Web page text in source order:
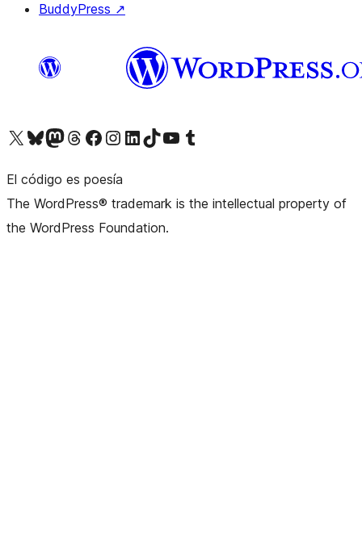
BuddyPress ↗
Visita nuestra cuenta de X (anteriormente Twitter)
Visita nuestra cuenta de Bluesky
Visita nuestra cuenta de Mastodon
Visita nuestra cuenta de Threads
Visita nuestra página de Facebook
Visita nuestra cuenta de Instagram
Visita nuestra cuenta de LinkedIn
Visita nuestra cuenta de TikTok
Visita nuestro canal de YouTube
Visita nuestra cuenta de Tumblr
El código es poesía
The WordPress® trademark is the intellectual property of
the WordPress Foundation.